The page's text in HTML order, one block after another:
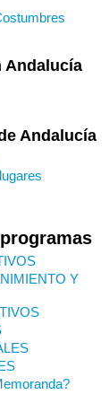
Andalucía
Andalucía
Y